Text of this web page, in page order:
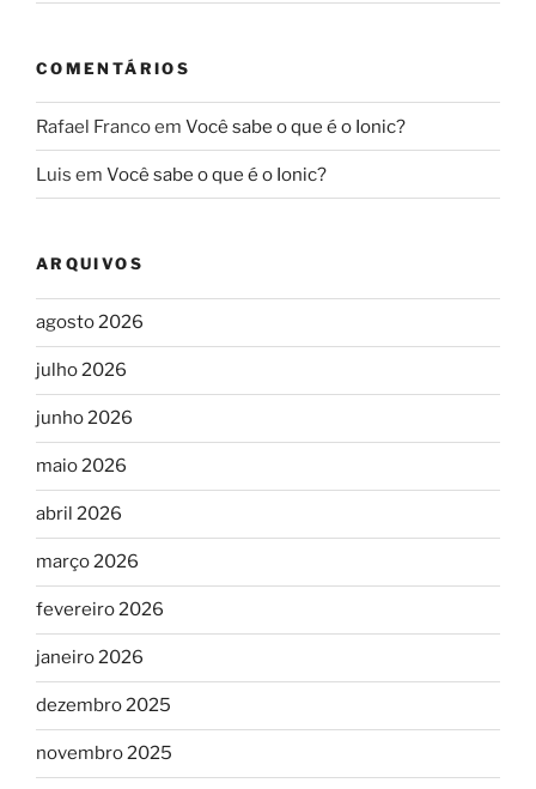
COMENTÁRIOS
Rafael Francoem Você sabe o que é o Ionic?
Luis em Você sabe o que é o Ionic?
ARQUIVOS
agosto 2026
julho 2026
junho 2026
maio 2026
abril 2026
março 2026
fevereiro 2026
janeiro 2026
dezembro 2025
novembro 2025